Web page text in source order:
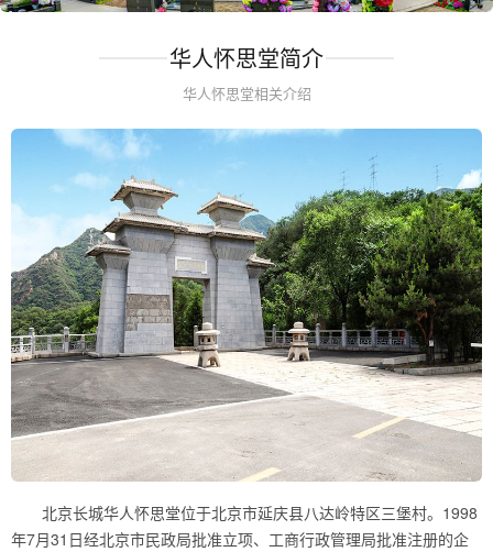
华人怀思堂简介
华人怀思堂相关介绍
北京长城华人怀思堂位于北京市延庆县八达岭特区三堡村。1998
年7月31日经北京市民政局批准立项、工商行政管理局批准注册的企